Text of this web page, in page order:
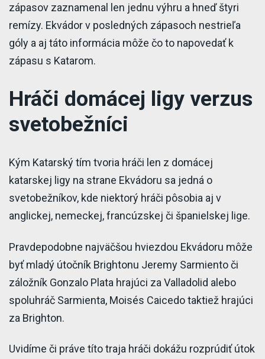
zápasov zaznamenal len jednu výhru a hneď štyri
remízy. Ekvádor v posledných zápasoch nestrieľa
góly a aj táto informácia môže čo to napovedať k
zápasu s Katarom.
Hráči domácej ligy verzus
svetobežníci
Kým Katarský tím tvoria hráči len z domácej
katarskej ligy na strane Ekvádoru sa jedná o
svetobežníkov, kde niektorý hráči pôsobia aj v
anglickej, nemeckej, francúzskej či španielskej lige.
Pravdepodobne najväčšou hviezdou Ekvádoru môže
byť mladý útočník Brightonu Jeremy Sarmiento či
záložník Gonzalo Plata hrajúci za Valladolid alebo
spoluhráč Sarmienta, Moisés Caicedo taktiež hrajúci
za Brighton.
Uvidíme či práve títo traja hráči dokážu rozprúdiť útok